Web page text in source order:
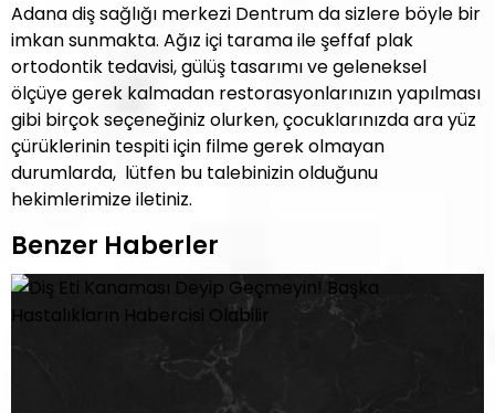
Adana diş sağlığı merkezi Dentrum da sizlere böyle bir
imkan sunmakta. Ağız içi tarama ile şeffaf plak
ortodontik tedavisi, gülüş tasarımı ve geleneksel
ölçüye gerek kalmadan restorasyonlarınızın yapılması
gibi birçok seçeneğiniz olurken, çocuklarınızda ara yüz
çürüklerinin tespiti için filme gerek olmayan
durumlarda, lütfen bu talebinizin olduğunu
hekimlerimize iletiniz.
Benzer Haberler